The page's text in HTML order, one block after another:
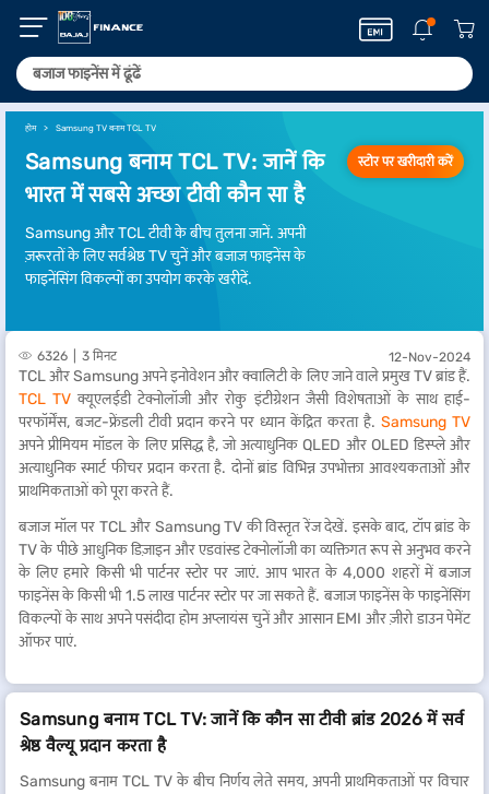
होम Samsung TV बनाम TCL TV
Samsung बनाम TCL TV: जानें कि
भारत में सबसे अच्छा टीवी कौन सा है
Samsung और TCL टीवी के बीच तुलना जानें. अपनी
ज़रूरतों के लिए सर्वश्रेष्ठ TV चुनें और बजाज फाइनेंस के
फाइनेंसिंग विकल्पों का उपयोग करके खरीदें.
स्टोर पर खरीदारी करें
6326 3 मिनट 12-Nov-2024
TCL और Samsung अपने इनोवेशन और क्वालिटी के लिए जाने वाले प्रमुख TV ब्रांड हैं.
TCL TV क्यूएलईडी टेक्नोलॉजी और रोकु इंटीग्रेशन जैसी विशेषताओं के साथ हाई-
परफॉर्मेंस, बजट-फ्रेंडली टीवी प्रदान करने पर ध्यान केंद्रित करता है. Samsung TV
अपने प्रीमियम मॉडल के लिए प्रसिद्ध है, जो अत्याधुनिक QLED और OLED डिस्प्ले और
अत्याधुनिक स्मार्ट फीचर प्रदान करता है. दोनों ब्रांड विभिन्न उपभोक्ता आवश्यकताओं और
प्राथमिकताओं को पूरा करते हैं.
बजाज मॉल पर TCL और Samsung TV की विस्तृत रेंज देखें. इसके बाद, टॉप ब्रांड के
TV के पीछे आधुनिक डिज़ाइन और एडवांस्ड टेक्नोलॉजी का व्यक्तिगत रूप से अनुभव करने
के लिए हमारे किसी भी पार्टनर स्टोर पर जाएं. आप भारत के 4,000 शहरों में बजाज
फाइनेंस के किसी भी 1.5 लाख पार्टनर स्टोर पर जा सकते हैं. बजाज फाइनेंस के फाइनेंसिंग
विकल्पों के साथ अपने पसंदीदा होम अप्लायंस चुनें और आसान EMI और ज़ीरो डाउन पेमेंट
ऑफर पाएं.
Samsung बनाम TCL TV: जानें कि कौन सा टीवी ब्रांड 2026 में सर्व
श्रेष्ठ वैल्यू प्रदान करता है
Samsung बनाम TCL TV के बीच निर्णय लेते समय, अपनी प्राथमिकताओं पर विचार